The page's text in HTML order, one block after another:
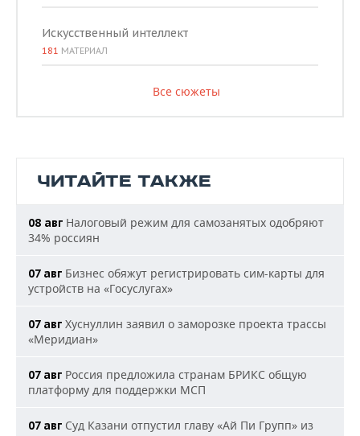
Искусственный интеллект
181 МАТЕРИАЛ
Все сюжеты
ЧИТАЙТЕ ТАКЖЕ
08 авг Налоговый режим для самозанятых одобряют
34% россиян
07 авг Бизнес обяжут регистрировать сим-карты для
устройств на «Госуслугах»
07 авг Хуснуллин заявил о заморозке проекта трассы
«Меридиан»
07 авг Россия предложила странам БРИКС общую
платформу для поддержки МСП
07 авг Суд Казани отпустил главу «Ай Пи Групп» из